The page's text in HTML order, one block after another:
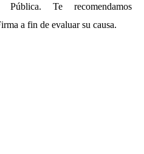
Te recomendamos
a fin de evaluar su causa.